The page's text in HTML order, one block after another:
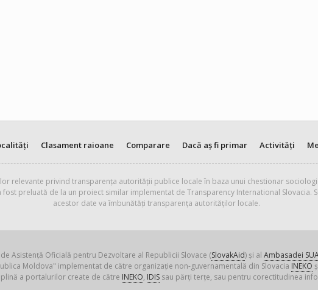
Clasament raioane Comparare Dacă aș fi primar Activități
relevante privind transparența autorității publice locale în baza unui chestionar
preluată de la un proiect similar implementat de Transparency International Slovacia.
acestor date va îmbunătăți transparența autorităților locale.
Asistență Oficială pentru Dezvoltare al Republicii Slovace (SlovakAid) și al Ambasadei
Moldova" implementat de către organizație non-guvernamentală din Slovacia INEKO
a portalurilor create de către INEKO, IDISsau părți terțe, sau pentru corectitudinea